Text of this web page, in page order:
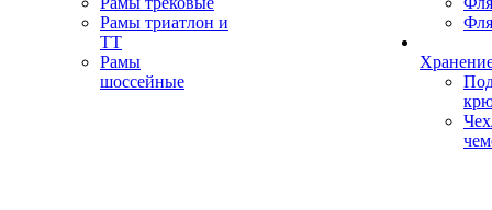
Рамы триатлон и
ТТ
Рамы
шоссейные